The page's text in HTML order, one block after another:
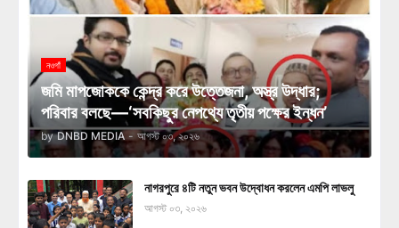
নওগাঁ
জমি মাপজোককে কেন্দ্র করে উত্তেজনা, অস্ত্র উদ্ধার;
পরিবার বলছে—‘সবকিছুর নেপথ্যে তৃতীয় পক্ষের ইন্ধন’
by DNBD MEDIA - আগস্ট ০৩, ২০২৬
নাগরপুরে ৪টি নতুন ভবন উদ্বোধন করলেন এমপি লাভলু
আগস্ট ০৩, ২০২৬